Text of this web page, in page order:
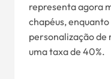
representa agora
chapéus,
personalização de
uma taxa de 40%.